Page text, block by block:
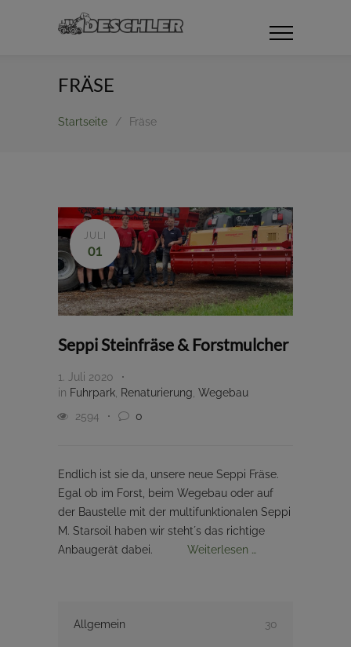
FRÄSE
Startseite / Fräse
JULI
01
Seppi Steinfräse & Forstmulcher
1. Juli 2020
in Fuhrpark Renaturierung Wegebau
2594
0
Endlich ist sie da, unsere neue Seppi Fräse.
Egal ob im Forst, beim Wegebau oder auf
der Baustelle mit der multifunktionalen Seppi
M. Starsoil haben wir steht´s das richtige
Anbaugerät dabei. Weiterlesen …
Allgemein 30